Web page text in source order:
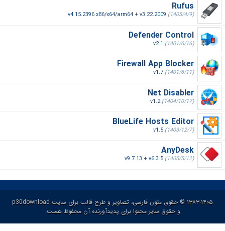
Rufus
v4.15.2396 x86/x64/arm64 + v3.22.2009 (1405/4/9)
Defender Control
v2.1 (1401/6/16)
Firewall App Blocker
v1.7 (1401/6/11)
Net Disabler
v1.2(1404/10/17)
BlueLife Hosts Editor
v1.5 (1403/12/7)
AnyDesk
v9.7.13 + v6.3.5 (1405/5/12)
۱۳۸۳-۱۴۰۵ © حقوق متون فارسی، تصاویر و طرح قالب برای سایت p30download
و حقوق سایر محتوا برای پدیدآورنده آن محفوظ هست.